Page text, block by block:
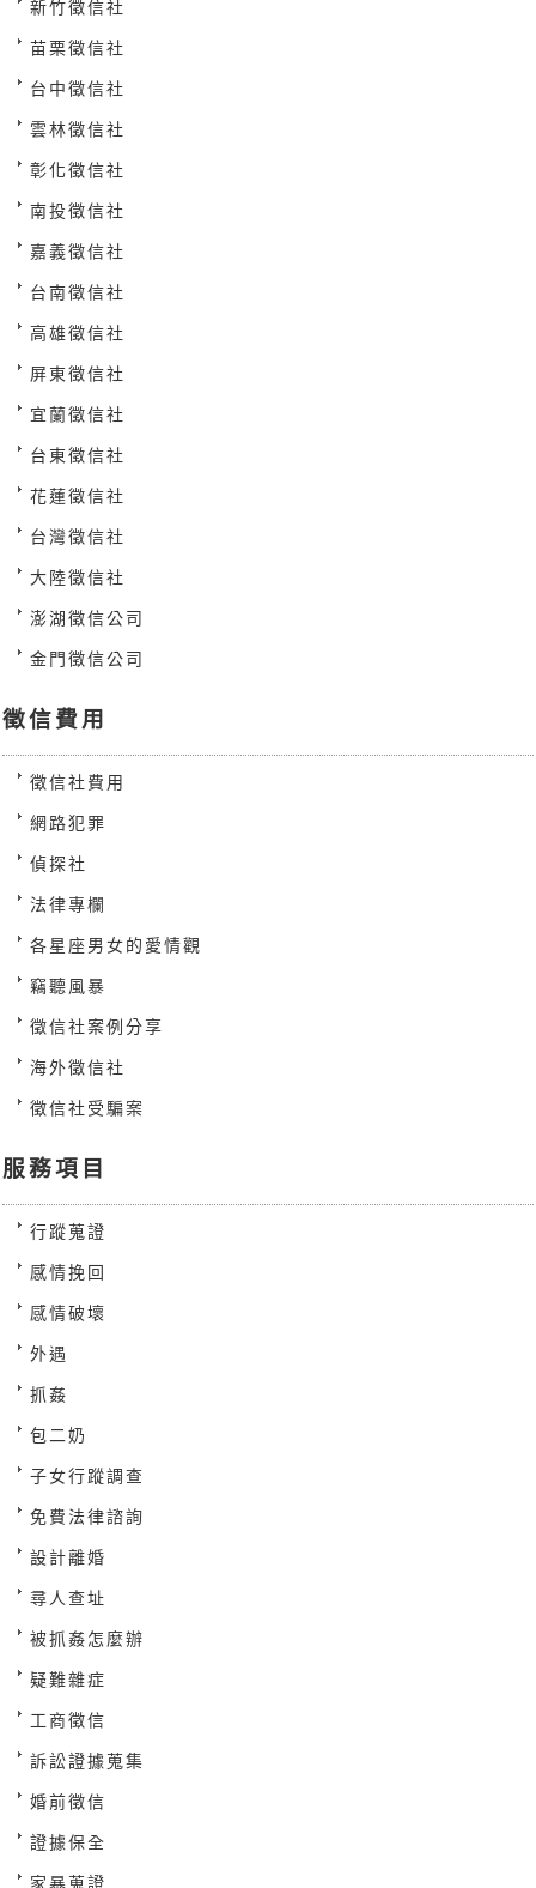
新竹徵信社
苗栗徵信社
台中徵信社
雲林徵信社
彰化徵信社
南投徵信社
嘉義徵信社
台南徵信社
高雄徵信社
屏東徵信社
宜蘭徵信社
台東徵信社
花蓮徵信社
台灣徵信社
大陸徵信社
澎湖徵信公司
金門徵信公司
徵信費用
徵信社費用
網路犯罪
偵探社
法律專欄
各星座男女的愛情觀
竊聽風暴
徵信社案例分享
海外徵信社
徵信社受騙案
服務項目
行蹤蒐證
感情挽回
感情破壞
外遇
抓姦
包二奶
子女行蹤調查
免費法律諮詢
設計離婚
尋人查址
被抓姦怎麼辦
疑難雜症
工商徵信
訴訟證據蒐集
婚前徵信
證據保全
家暴蒐證